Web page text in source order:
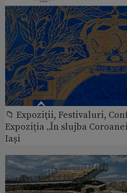
📁 Expoziţii, Festivaluri,
Expoziția „În slujba
Iași